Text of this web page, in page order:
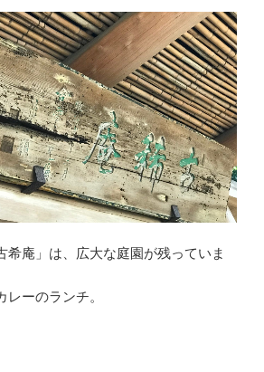
希庵」は、広大な庭園が残っていま
ーのランチ。